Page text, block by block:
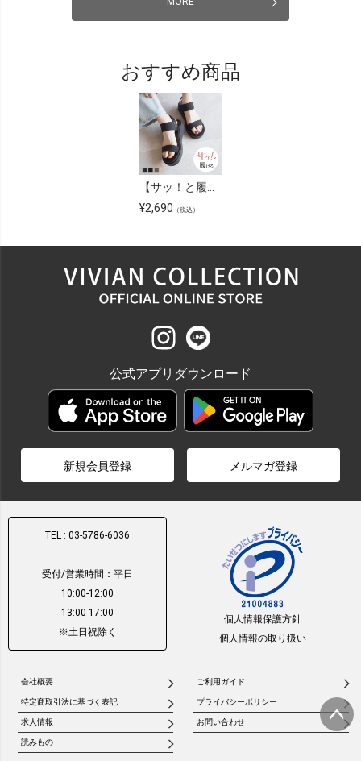
おすすめ商品
【サッ！と履ける】厚底コンフォートバックバンドゴムサンダル
¥2,690 （税込）
公式アプリダウンロード
新規会員登録 メルマガ登録
TEL : 03-5786-6036
受付/営業時間：平日
10:00-12:00
13:00-17:00
※土日祝除く
個人情報保護方針
個人情報の取り扱い
会社概要 ご利用ガイド
特定商取引法に基づく表記 プライバシーポリシー
求人情報 お問い合わせ
読みもの